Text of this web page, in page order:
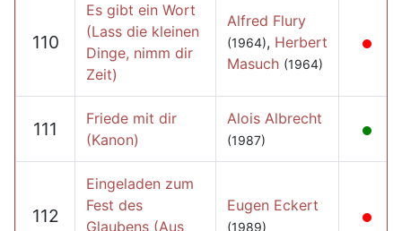
110
Es gibt ein Wort
(Lass die kleinen
Dinge, nimm dir
Zeit)
Alfred Flury
(1964), Herbert
Masuch (1964)
111
Friede mit dir
(Kanon)
Alois Albrecht
(1987)
112
Eingeladen zum
Fest des
Glaubens (Aus
Eugen Eckert
(1989)